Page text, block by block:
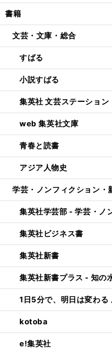
書籍
文芸・文庫・総合
すばる
小説すばる
集英社 文芸ステーション
web 集英社文庫
青春と読書
アジア人物史
学芸・ノンフィクション・
集英社学芸部 - 学芸・ノ
集英社ビジネス書
集英社新書
集英社新書プラス - 知の
1日5分で、明日は変わ
kotoba
e!集英社